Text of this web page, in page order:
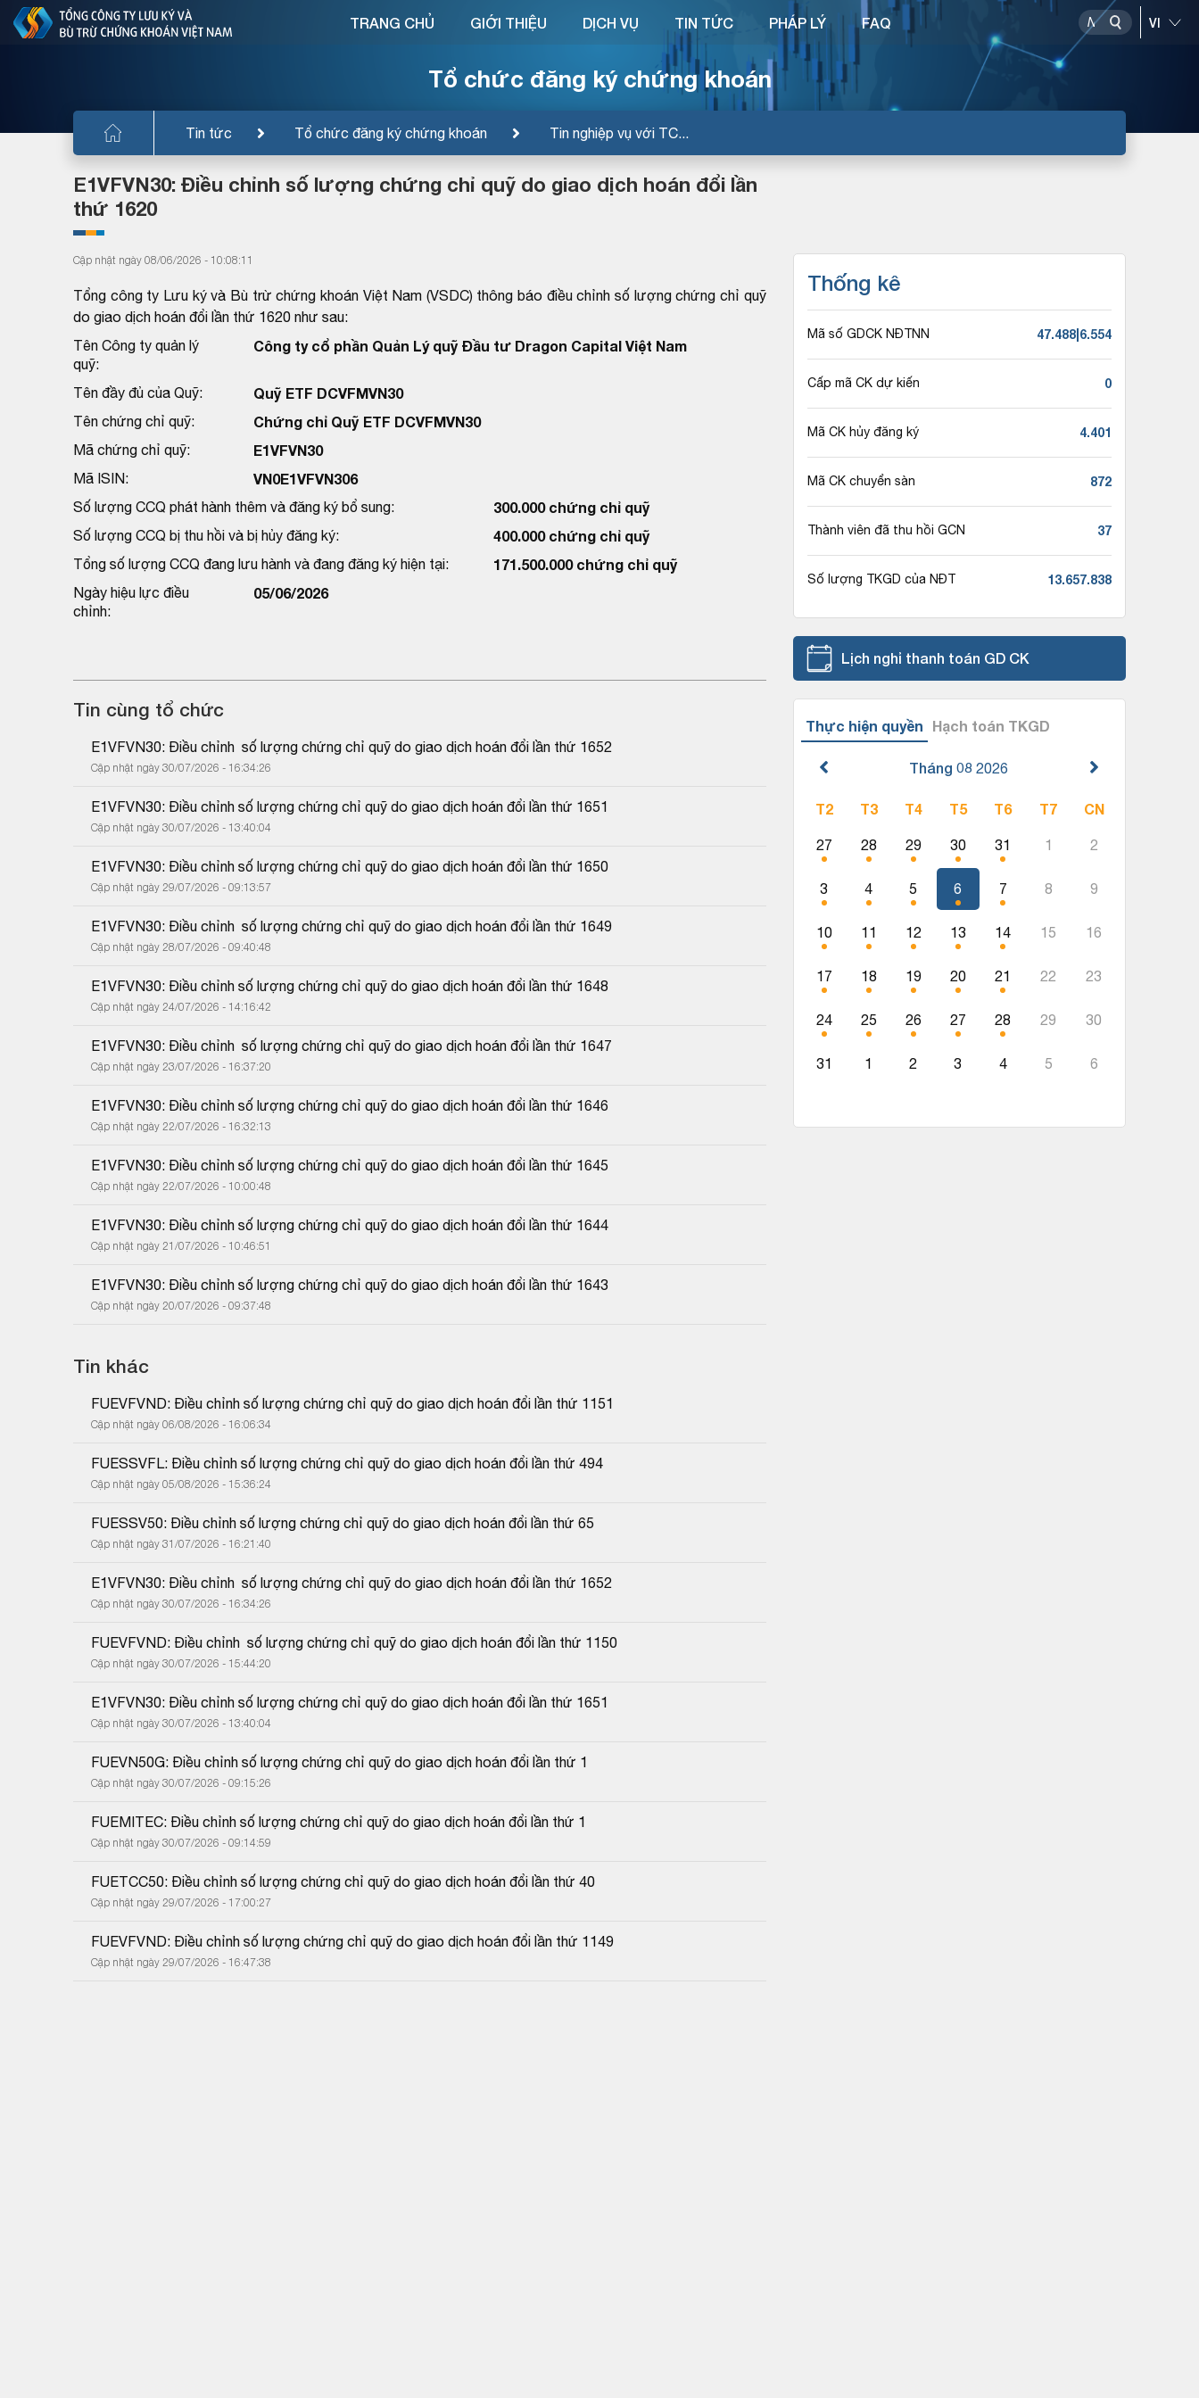
Tổ chức đăng ký chứng khoán
Tin tức Tổ chức đăng ký chứng khoán Tin nghiệp vụ với TC...
TRANG CHỦ GIỚI THIỆU DỊCH VỤ TIN TỨC PHÁP LÝ FAQ
E1VFVN30: Điều chỉnh số lượng chứng chỉ quỹ do giao dịch hoán đổi lần
thứ 1620
Cập nhật ngày 08/06/2026 - 10:08:11
Tổng công ty Lưu ký và Bù trừ chứng khoán Việt Nam (VSDC) thông báo điều chỉnh số lượng chứng chỉ quỹ
do giao dịch hoán đổi lần thứ 1620 như sau:
Tên Công ty quản lý
quỹ:
Công ty cổ phần Quản Lý quỹ Đầu tư Dragon Capital Việt Nam
Tên đầy đủ của Quỹ: Quỹ ETF DCVFMVN30
Tên chứng chỉ quỹ: Chứng chỉ Quỹ ETF DCVFMVN30
Mã chứng chỉ quỹ: E1VFVN30
Mã ISIN: VN0E1VFVN306
Số lượng CCQ phát hành thêm và đăng ký bổ sung: 300.000 chứng chỉ quỹ
Số lượng CCQ bị thu hồi và bị hủy đăng ký: 400.000 chứng chỉ quỹ
Tổng số lượng CCQ đang lưu hành và đang đăng ký hiện tại: 171.500.000 chứng chỉ quỹ
Ngày hiệu lực điều
chỉnh:
05/06/2026
Tin cùng tổ chức
E1VFVN30: Điều chỉnh  số lượng chứng chỉ quỹ do giao dịch hoán đổi lần thứ 1652
Cập nhật ngày 30/07/2026 - 16:34:26
E1VFVN30: Điều chỉnh số lượng chứng chỉ quỹ do giao dịch hoán đổi lần thứ 1651
Cập nhật ngày 30/07/2026 - 13:40:04
E1VFVN30: Điều chỉnh số lượng chứng chỉ quỹ do giao dịch hoán đổi lần thứ 1650
Cập nhật ngày 29/07/2026 - 09:13:57
E1VFVN30: Điều chỉnh  số lượng chứng chỉ quỹ do giao dịch hoán đổi lần thứ 1649
Cập nhật ngày 28/07/2026 - 09:40:48
E1VFVN30: Điều chỉnh số lượng chứng chỉ quỹ do giao dịch hoán đổi lần thứ 1648
Cập nhật ngày 24/07/2026 - 14:16:42
E1VFVN30: Điều chỉnh  số lượng chứng chỉ quỹ do giao dịch hoán đổi lần thứ 1647
Cập nhật ngày 23/07/2026 - 16:37:20
E1VFVN30: Điều chỉnh số lượng chứng chỉ quỹ do giao dịch hoán đổi lần thứ 1646
Cập nhật ngày 22/07/2026 - 16:32:13
E1VFVN30: Điều chỉnh số lượng chứng chỉ quỹ do giao dịch hoán đổi lần thứ 1645
Cập nhật ngày 22/07/2026 - 10:00:48
E1VFVN30: Điều chỉnh số lượng chứng chỉ quỹ do giao dịch hoán đổi lần thứ 1644
Cập nhật ngày 21/07/2026 - 10:46:51
E1VFVN30: Điều chỉnh số lượng chứng chỉ quỹ do giao dịch hoán đổi lần thứ 1643
Cập nhật ngày 20/07/2026 - 09:37:48
Tin khác
FUEVFVND: Điều chỉnh số lượng chứng chỉ quỹ do giao dịch hoán đổi lần thứ 1151
Cập nhật ngày 06/08/2026 - 16:06:34
FUESSVFL: Điều chỉnh số lượng chứng chỉ quỹ do giao dịch hoán đổi lần thứ 494
Cập nhật ngày 05/08/2026 - 15:36:24
FUESSV50: Điều chỉnh số lượng chứng chỉ quỹ do giao dịch hoán đổi lần thứ 65
Cập nhật ngày 31/07/2026 - 16:21:40
E1VFVN30: Điều chỉnh  số lượng chứng chỉ quỹ do giao dịch hoán đổi lần thứ 1652
Cập nhật ngày 30/07/2026 - 16:34:26
FUEVFVND: Điều chỉnh  số lượng chứng chỉ quỹ do giao dịch hoán đổi lần thứ 1150
Cập nhật ngày 30/07/2026 - 15:44:20
E1VFVN30: Điều chỉnh số lượng chứng chỉ quỹ do giao dịch hoán đổi lần thứ 1651
Cập nhật ngày 30/07/2026 - 13:40:04
FUEVN50G: Điều chỉnh số lượng chứng chỉ quỹ do giao dịch hoán đổi lần thứ 1
Cập nhật ngày 30/07/2026 - 09:15:26
FUEMITEC: Điều chỉnh số lượng chứng chỉ quỹ do giao dịch hoán đổi lần thứ 1
Cập nhật ngày 30/07/2026 - 09:14:59
FUETCC50: Điều chỉnh số lượng chứng chỉ quỹ do giao dịch hoán đổi lần thứ 40
Cập nhật ngày 29/07/2026 - 17:00:27
FUEVFVND: Điều chỉnh số lượng chứng chỉ quỹ do giao dịch hoán đổi lần thứ 1149
Cập nhật ngày 29/07/2026 - 16:47:38
Thống kê
Mã số GDCK NĐTNN 47.488|6.554
Cấp mã CK dự kiến 0
Mã CK hủy đăng ký 4.401
Mã CK chuyển sàn 872
Thành viên đã thu hồi GCN 37
Số lượng TKGD của NĐT 13.657.838
Lịch nghỉ thanh toán GD CK
Thực hiện quyền Hạch toán TKGD
Tháng 08 2026
T2 T3 T4 T5 T6 T7 CN
27 28 29 30 31 1 2
3 4 5 6 7 8 9
10 11 12 13 14 15 16
17 18 19 20 21 22 23
24 25 26 27 28 29 30
31 1 2 3 4 5 6